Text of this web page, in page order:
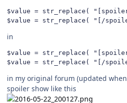
$value = str_replace(
$value = str_replace( "[/
in
$value = str_replace(
$value = str_replace( "[/
in my original forum (updated
spoiler show like this